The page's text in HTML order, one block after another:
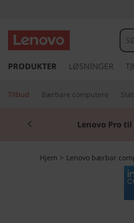
d
e
a
P
p
n
PRODUKTER LØSNINGER
Tilbud Bærbare computere
Lenovo Pro
Hjem > Lenovo bærbar